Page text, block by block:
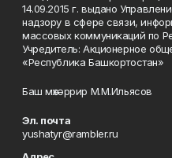
14.09.2015 г. выдано
надзору в сфере связи,
массовых коммуникаций по
Учредитель: Акционерное
«Республика Башкортостан»
Баш мөхәррир М.М.Ильясов
Эл. почта
yushatyr@rambler.ru